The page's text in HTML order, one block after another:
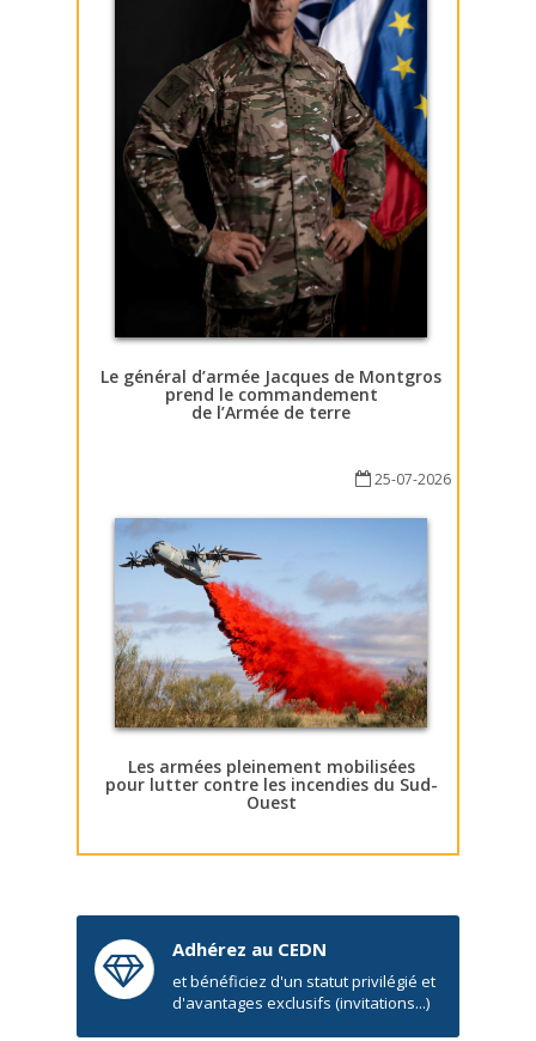
Le général d’armée Jacques de Montgros
prend le commandement
de l’Armée de terre
25-07-2026
Les armées pleinement mobilisées
pour lutter contre les incendies du Sud-
Ouest
Adhérez au CEDN
et bénéficiez d'un statut privilégié et
d'avantages exclusifs (invitations...)